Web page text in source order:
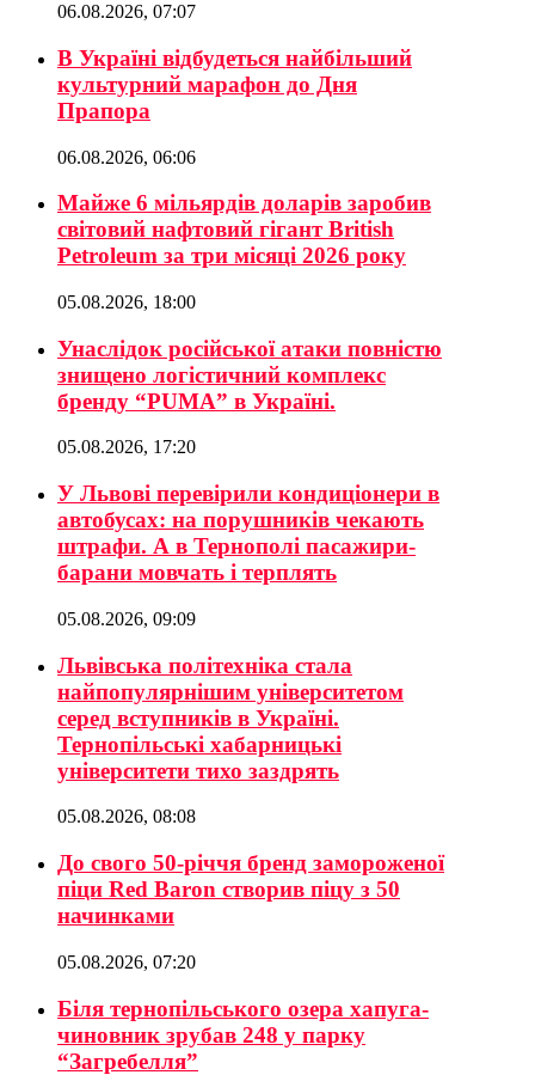
06.08.2026, 07:07
В Україні відбудеться найбільший
культурний марафон до Дня
Прапора
06.08.2026, 06:06
Майже 6 мільярдів доларів заробив
світовий нафтовий гігант British
Petroleum за три місяці 2026 року
05.08.2026, 18:00
Унаслідок російської атаки повністю
знищено логістичний комплекс
бренду “PUMA” в Україні.
05.08.2026, 17:20
У Львові перевірили кондиціонери в
автобусах: на порушників чекають
штрафи. А в Тернополі пасажири-
барани мовчать і терплять
05.08.2026, 09:09
Львівська політехніка стала
найпопулярнішим університетом
серед вступників в Україні.
Тернопільські хабарницькі
університети тихо заздрять
05.08.2026, 08:08
До свого 50-річчя бренд замороженої
піци Red Baron створив піцу з 50
начинками
05.08.2026, 07:20
Біля тернопільського озера хапуга-
чиновник зрубав 248 у парку
“Загребелля”